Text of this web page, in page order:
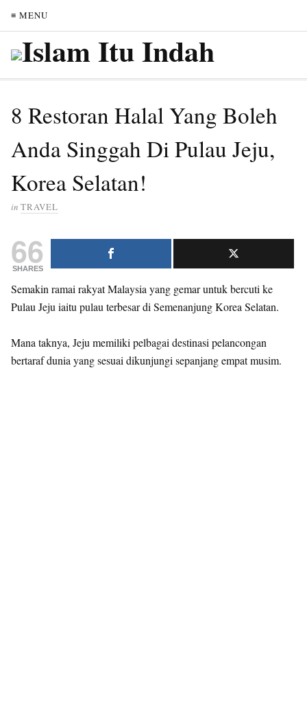
≡ MENU
8 Restoran Halal Yang Boleh
Anda Singgah Di Pulau Jeju,
Korea Selatan!
in TRAVEL
66
SHARES
Semakin ramai rakyat Malaysia yang gemar untuk bercuti ke
Pulau Jeju iaitu pulau terbesar di Semenanjung Korea Selatan.
Mana taknya, Jeju memiliki pelbagai destinasi pelancongan
bertaraf dunia yang sesuai dikunjungi sepanjang empat musim.